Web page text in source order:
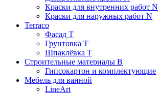
Краски для внутренних работ N
Краски для наружных работ N
Terraco
Фасад Т
Грунтовка T
Шпаклёвка T
Строительные материалы В
Гипсокартон и комплектующие
Мебель для ванной
LineArt